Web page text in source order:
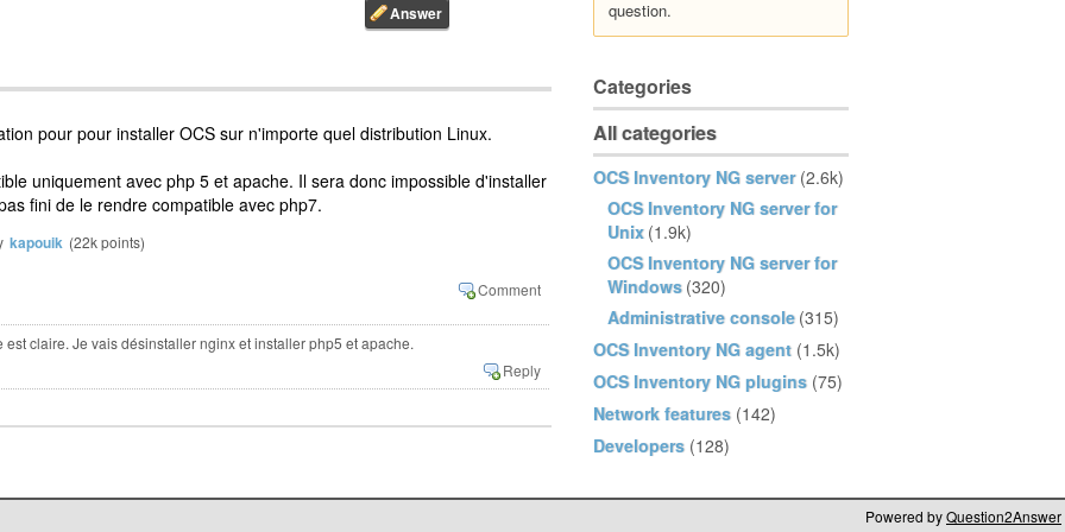
question.
Categories
All categories
OCS Inventory NG server (2.6k)
OCS Inventory NG server for
Unix (1.9k)
OCS Inventory NG server for
Windows (320)
Administrative console (315)
OCS Inventory NG agent (1.5k)
OCS Inventory NG plugins (75)
Network features (142)
Developers (128)
pour pour installer OCS sur n'importe quel distribution Linux.
uniquement avec php 5 et apache. Il sera donc impossible d'installer
fini de le rendre compatible avec php7.
kapouik (22kpoints)
claire. Je vais désinstaller nginx et installer php5 et apache.
Powered byQuestion2Answer